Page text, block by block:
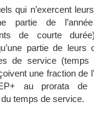
qui n’exercent
partie de
de courte
partie de leurs
de service (temps
une fraction de
au prorata de
du temps de service.